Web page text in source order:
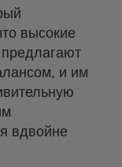
высокие
и им
вдвойне